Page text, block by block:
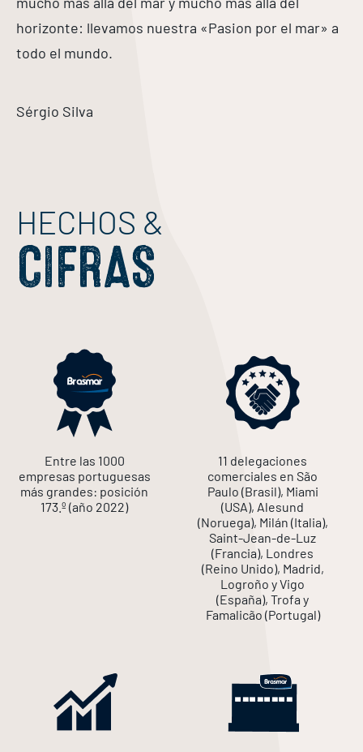
horizonte: llevamos nuestra «Pasion por el mar» a
todo el mundo.
Sérgio Silva
HECHOS &
CIFRAS
Entre las 1000
empresas portuguesas
más grandes: posición
173.º (año 2022)
11 delegaciones
comerciales en São
Paulo (Brasil), Miami
(USA), Alesund
(Noruega), Milán (Italia),
Saint-Jean-de-Luz
(Francia), Londres
(Reino Unido), Madrid,
Logroño y Vigo
(España), Trofa y
Famalicão (Portugal)